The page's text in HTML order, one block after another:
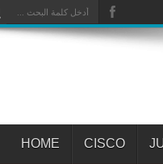
CISCO
HOME